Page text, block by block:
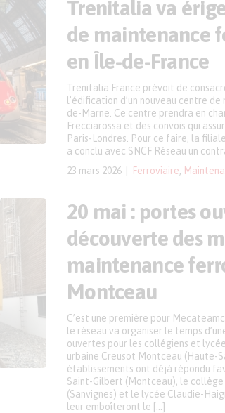
Trenitalia va
de maintenance
en Île-de-France
23 mars 2026 Ferroviaire
Trenitalia France prévoit de
l’édification d’un nouveau centre
de-Marne. Ce centre prendra en
Frecciarossa et des convois qui
Paris-Londres. Pour ce faire, la
a conclu avec SNCF Réseau un
20 mai : portes
découverte des
maintenance
Montceau
C’est une première pour
le réseau va organiser le temps
ouvertes pour les collégiens et
urbaine Creusot Montceau (Haute-
établissements ont déjà répondu
Saint-Gilbert (Montceau), le
(Sanvignes) et le lycée Claudie-
leur emboîteront le […]